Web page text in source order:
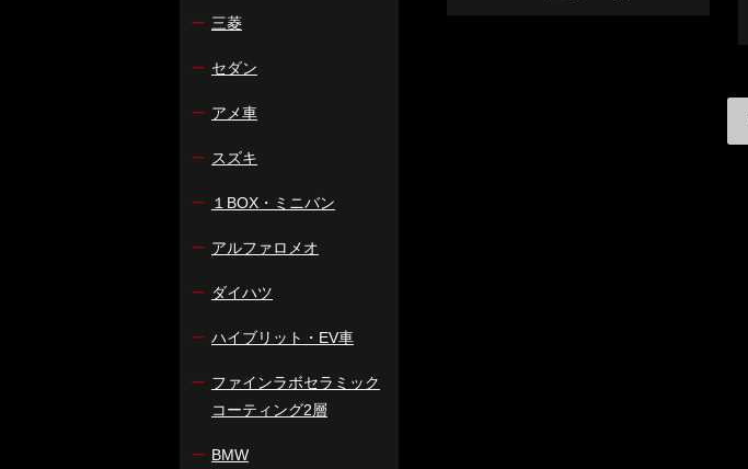
ー 三菱
ー セダン
ー アメ車
ー スズキ
ー １BOX・ミニバン
ー アルファロメオ
ー ダイハツ
ー ハイブリット・EV車
ー ファインラボセラミック
コーティング2層
ー BMW